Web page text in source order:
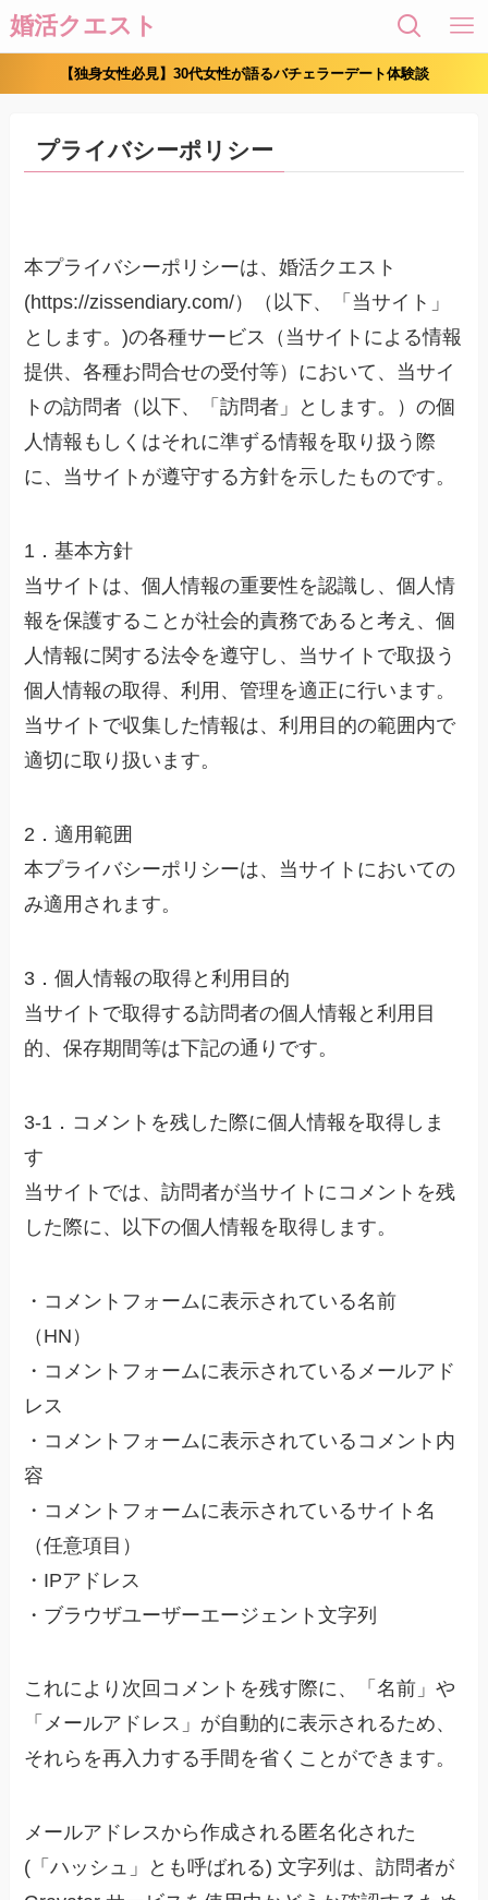
婚活クエスト
【独身女性必見】30代女性が語るバチェラーデート体験談
プライバシーポリシー
本プライバシーポリシーは、婚活クエスト
(https://zissendiary.com/）（以下、「当サイト」
とします。)の各種サービス（当サイトによる情報
提供、各種お問合せの受付等）において、当サイ
トの訪問者（以下、「訪問者」とします。）の個
人情報もしくはそれに準ずる情報を取り扱う際
に、当サイトが遵守する方針を示したものです。
1．基本方針
当サイトは、個人情報の重要性を認識し、個人情
報を保護することが社会的責務であると考え、個
人情報に関する法令を遵守し、当サイトで取扱う
個人情報の取得、利用、管理を適正に行います。
当サイトで収集した情報は、利用目的の範囲内で
適切に取り扱います。
2．適用範囲
本プライバシーポリシーは、当サイトにおいての
み適用されます。
3．個人情報の取得と利用目的
当サイトで取得する訪問者の個人情報と利用目
的、保存期間等は下記の通りです。
3-1．コメントを残した際に個人情報を取得しま
す
当サイトでは、訪問者が当サイトにコメントを残
した際に、以下の個人情報を取得します。
・コメントフォームに表示されている名前
（HN）
・コメントフォームに表示されているメールアド
レス
・コメントフォームに表示されているコメント内
容
・コメントフォームに表示されているサイト名
（任意項目）
・IPアドレス
・ブラウザユーザーエージェント文字列
これにより次回コメントを残す際に、「名前」や
「メールアドレス」が自動的に表示されるため、
それらを再入力する手間を省くことができます。
メールアドレスから作成される匿名化された
(「ハッシュ」とも呼ばれる) 文字列は、訪問者が